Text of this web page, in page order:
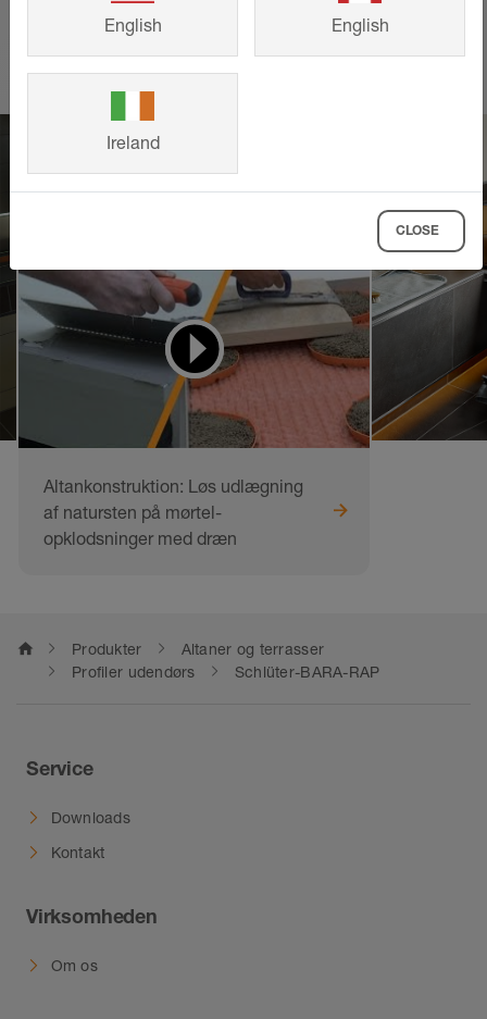
Videoer til at lære af
og arbejde ud fra
Altankonstruktion: Løs udlægning
af natursten på mørtel-
opklodsninger med dræn
home Produkter
Altaner og terrasser
Profiler udendørs
Schlüter-BARA-RAP
Service
Downloads
Kontakt
Virksomheden
Om os
English English
Ireland
CLOSE